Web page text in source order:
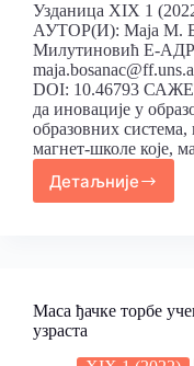
Узданица XIX 1
АУТОР(И): Маја М.
Милутиновић Е-
DOI: 10.46793
да иновације у
образовних система,
магнет-школе које,
Детаљније
Maсa ђачке торбе
узраста